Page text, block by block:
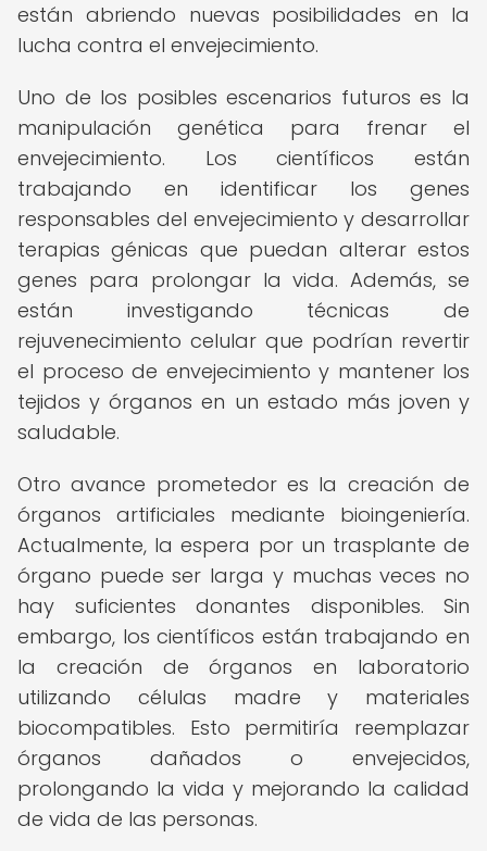
están abriendo nuevas posibilidades en la
lucha contra el envejecimiento.
Uno de los posibles escenarios futuros es la
manipulación genética para frenar el
envejecimiento. Los científicos están
trabajando en identificar los genes
responsables del envejecimiento y desarrollar
terapias génicas que puedan alterar estos
genes para prolongar la vida. Además, se
están investigando técnicas de
rejuvenecimiento celular que podrían revertir
el proceso de envejecimiento y mantener los
tejidos y órganos en un estado más joven y
saludable.
Otro avance prometedor es la creación de
órganos artificiales mediante bioingeniería.
Actualmente, la espera por un trasplante de
órgano puede ser larga y muchas veces no
hay suficientes donantes disponibles. Sin
embargo, los científicos están trabajando en
la creación de órganos en laboratorio
utilizando células madre y materiales
biocompatibles. Esto permitiría reemplazar
órganos dañados o envejecidos,
prolongando la vida y mejorando la calidad
de vida de las personas.